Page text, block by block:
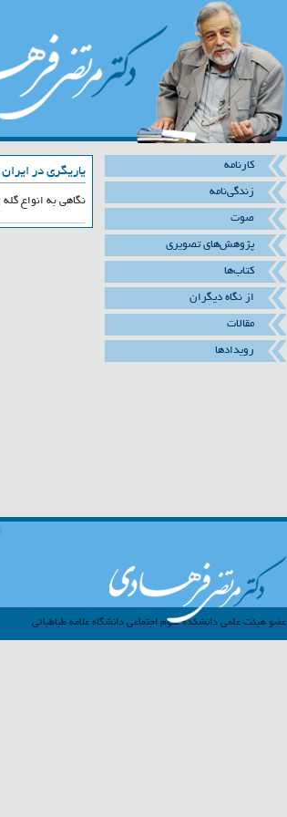
کارنامه
زندگی‌نامه
صوت
پژوهش‌های تصویری
کتاب‌ها
از نگاه دیگران
مقالات
رویدادها
یاریگری در ایران
نگاهی به انواع
عضو هيئت علمي دانشكده علوم اجتماعي دانشگاه علامه طباطبائي